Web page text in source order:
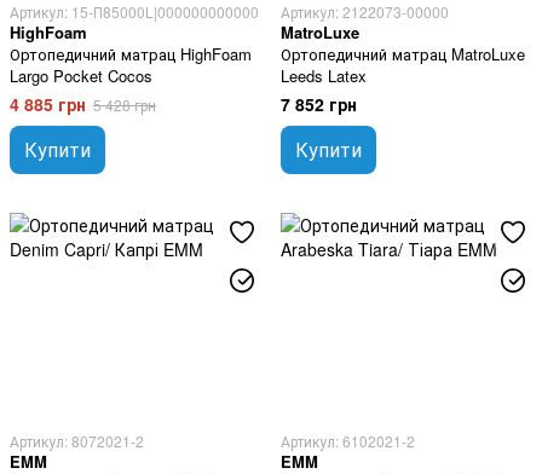
Артикул: 15-П85000L|000000000000
HighFoam
Ортопедичний матрац HighFoam
Largo Pocket Cocos
4 885 грн 5 428 грн
Купити
Артикул: 2122073-00000
MatroLuxe
Ортопедичний матрац MatroLuxe
Leeds Latex
7 852 грн
Купити
Артикул: 8072021-2
EMM
Артикул: 6102021-2
EMM